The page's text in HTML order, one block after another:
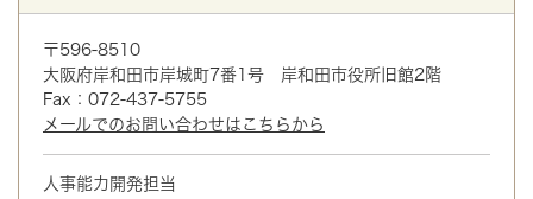
〒596-8510
大阪府岸和田市岸城町7番1号 岸和田市役所旧館2階
Fax：072-437-5755
メールでのお問い合わせはこちらから
人事能力開発担当